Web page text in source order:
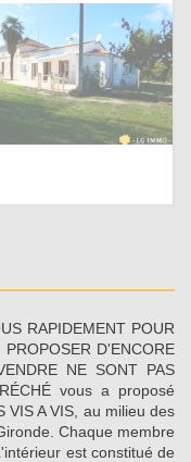
RAPIDEMENT POUR
D'ENCORE
NE SONT PAS
vous a proposé
VIS A VIS, au milieu des
Chaque membre
est constitué de